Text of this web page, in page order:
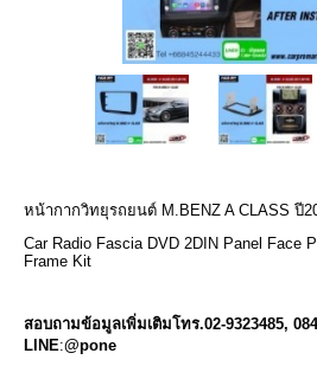
หน้ากากวิทยุรถยนต์ M.BENZ A CLASS ปี
Car Radio Fascia DVD 2DIN Panel Face
Frame Kit
สอบถามข้อมูลเพิ่มเติมโทร.02-9323485,
LINE:@pone